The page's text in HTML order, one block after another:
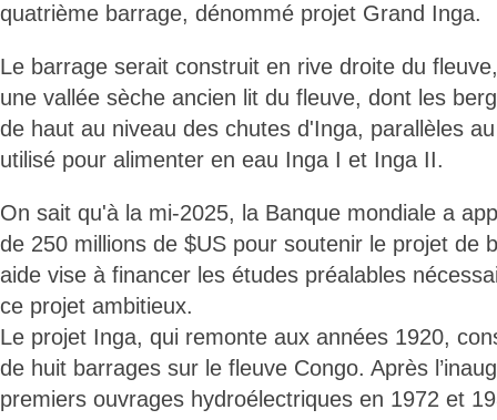
quatrième barrage, dénommé projet Grand Inga.
Le barrage serait construit en rive droite du
une vallée sèche ancien lit du fleuve, dont les
de haut au niveau des chutes d'Inga, parallèles
utilisé pour alimenter en eau Inga I et Inga II.
On sait qu'à la mi-2025, la Banque mondiale a
de 250 millions de $US pour soutenir le projet de
aide vise à financer les études préalables
ce projet ambitieux.
Le projet Inga, qui remonte aux années 1920,
de huit barrages sur le fleuve Congo. Après
premiers ouvrages hydroélectriques en 1972 et